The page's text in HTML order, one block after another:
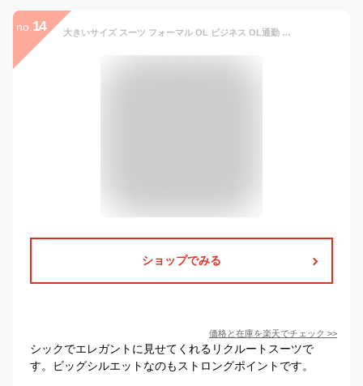
no. 14 大きいサイズ スーツ フォーマル OL ビジネス OL通勤 通学 面接 卒業式 入学式 リクルート 就活 お受験 パンツスーツ スカートスーツ ★ パンツスタイルorスカートスタイルの3点セット！ロング丈ジャケットの優雅スタイルレディーススーツ ★ フリーダム セール sale
ショップでみる
価格と在庫を楽天でチェック >>
シックでエレガントに見せてくれるリクルートスーツで
す。ビッグシルエットなのもストロングポイントです。